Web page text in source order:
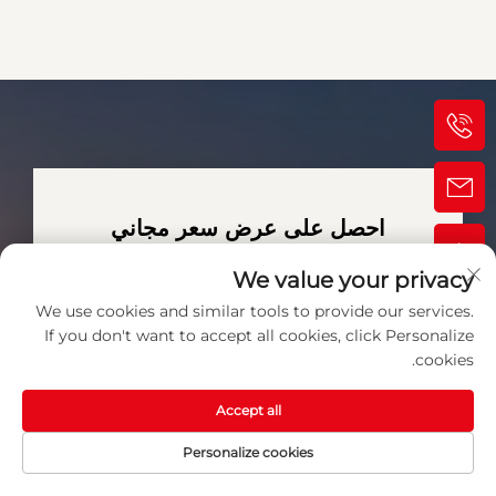
احصل على عرض سعر مجاني
سيتصل بك ممثلنا قريبًا.
البريد الإلكتروني
الهاتف المحمول / واتساب
We value your privacy
We use cookies and similar tools to provide our services.
If you don't want to accept all cookies, click Personalize
cookies.
Personalize cookies
Accept all